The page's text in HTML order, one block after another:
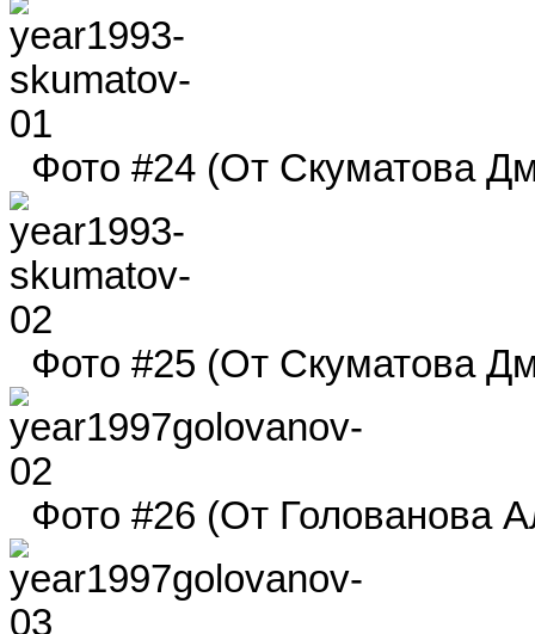
Фото #24 (От Скуматова
Фото #25 (От Скуматова
Фото #26 (От Голованова